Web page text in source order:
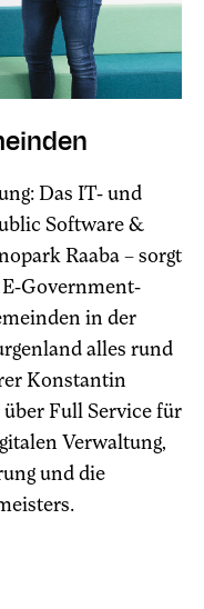
Das IT- und
Software &
Raaba – sorgt
Government-
in der
alles rund
Konstantin
Full Service für
Verwaltung,
und die